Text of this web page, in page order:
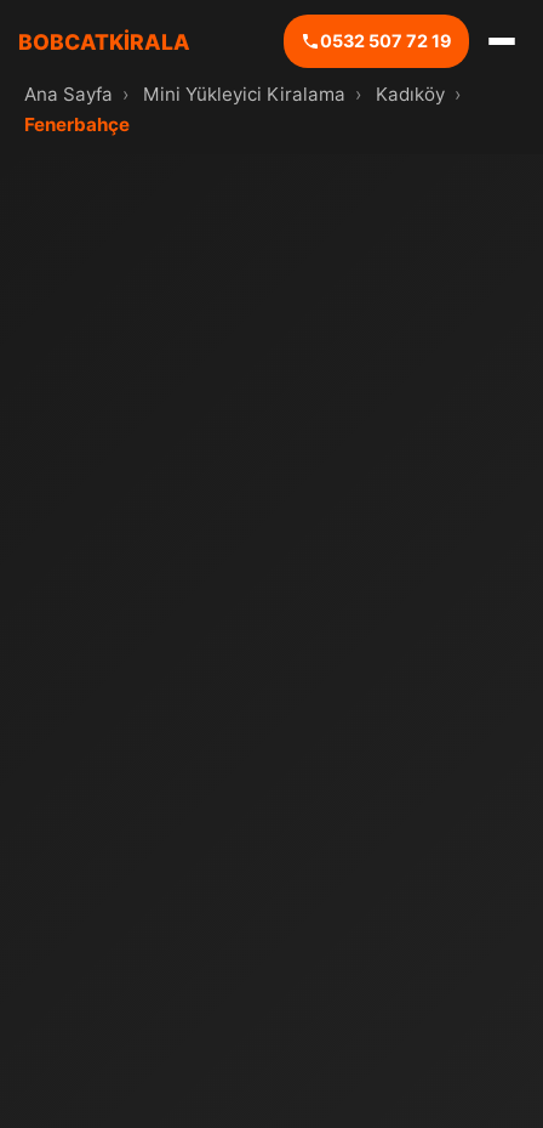
BOBCATKİRALA 0532 507 72 19
Ana Sayfa › Mini Yükleyici Kiralama › Kadıköy ›
Fenerbahçe